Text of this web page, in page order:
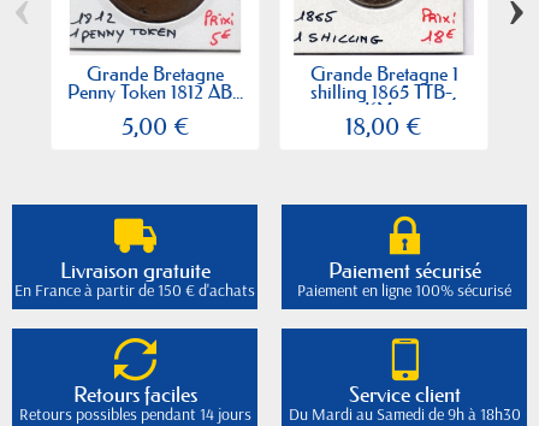
Grande Bretagne
Penny Token 1812 AB...
5,00 €
Grande Bretagne 1
shilling 1865 TTB-,
KM...
18,00 €
Livraison gratuite
En France à partir de 150 € d'achats
Paiement sécurisé
Paiement en ligne 100% sécurisé
Retours faciles
Retours possibles pendant 14 jours
Service client
Du Mardi au Samedi de 9h à 18h30